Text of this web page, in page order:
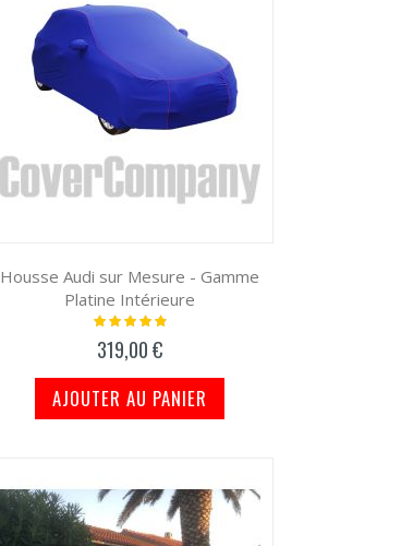
Housse Audi sur Mesure - Gamme
Platine Intérieure
Notation:
319,00 €
AJOUTER AU PANIER